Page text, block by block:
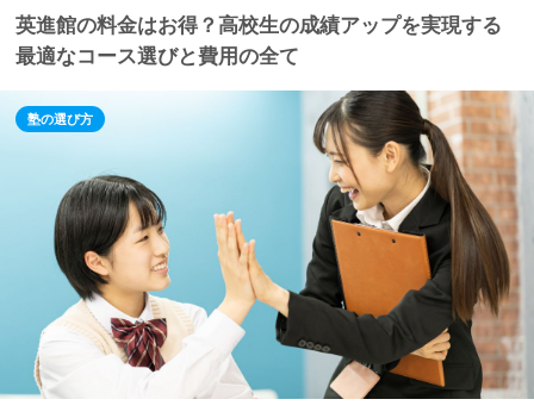
英進館の料金はお得？高校生の成績アップを実現する
最適なコース選びと費用の全て
塾の選び方